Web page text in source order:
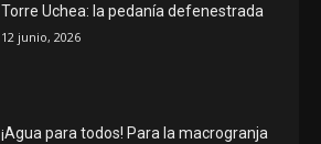
Torre Uchea: la pedanía defenestrada
12 junio, 2026
¡Agua para todos! Para la macrogranja